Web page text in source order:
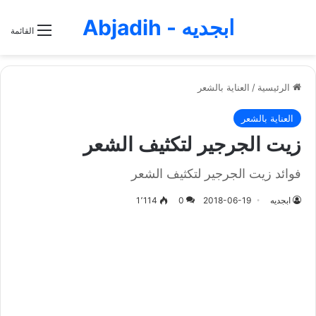
القائمة ابجديه - Abjadih
الرئيسية / العناية بالشعر
العناية بالشعر
زيت الجرجير لتكثيف الشعر
فوائد زيت الجرجير لتكثيف الشعر
ابجديه 2018-06-19
0 1٬114